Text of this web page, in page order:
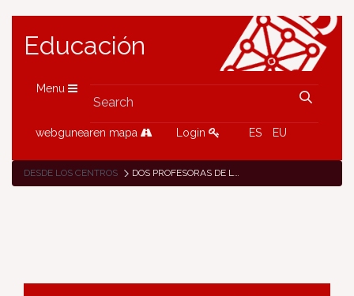
Educación
Menu
webgunearen mapa Login ES EU
DESDE LOS CENTROS DOS PROFESORAS DE LA ESCUELA DE EDUCADORAS Y EDUCADORES DE PAMPLONA EN EL PRIMER ENCUENTRO ESTATAL DE PROFESORADO DE PROMOCIÓN DE IGUALDAD DE GÉNERO